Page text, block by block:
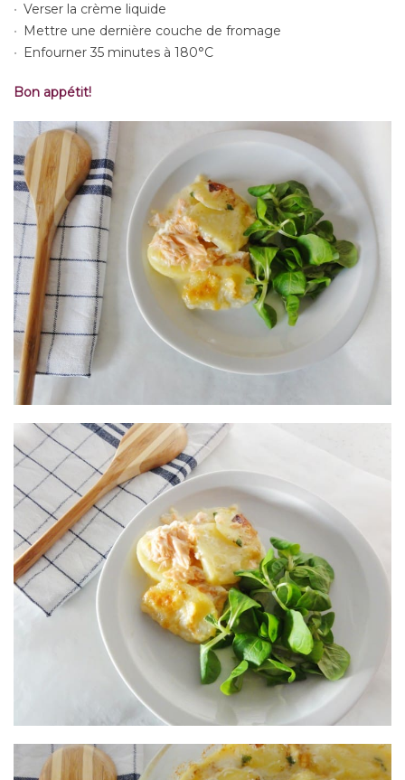
Verser la crème liquide
Mettre une dernière couche de fromage
Enfourner 35 minutes à 180°C
Bon appétit!